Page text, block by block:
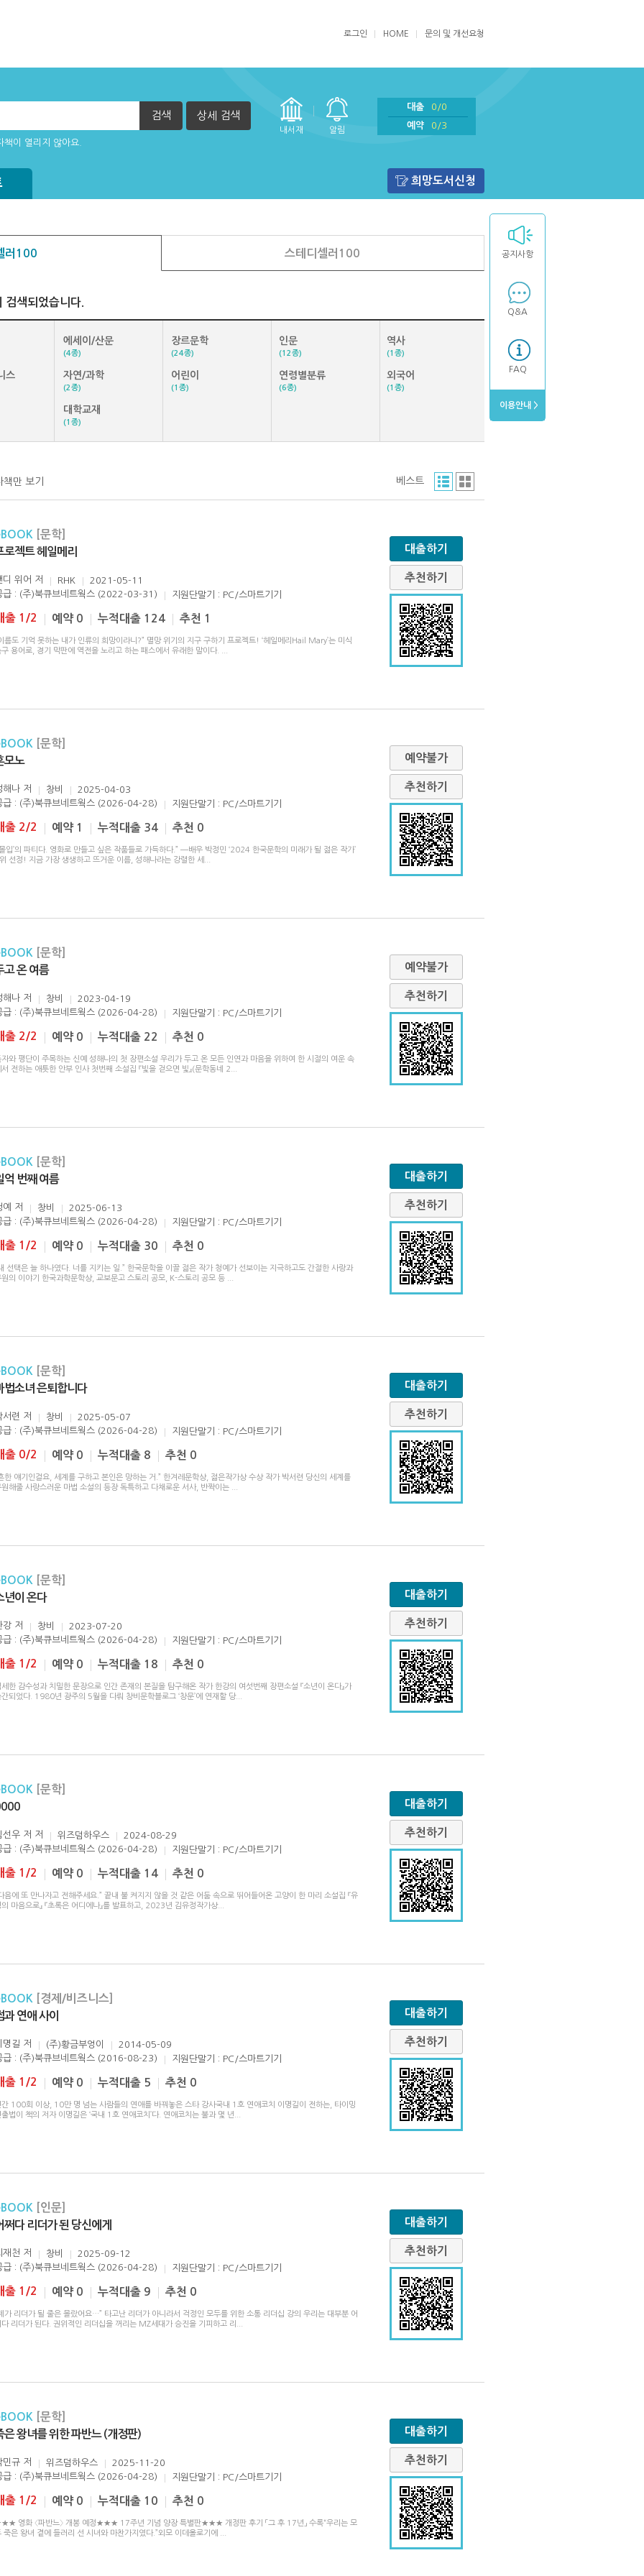
로그인 HOME 문의 및 개선요청
검색 상세 검색
내서재 알림
대출
0/0
예약
0/3
이 열리지 않아요.
희망도서신청
공지사항
Q&A
FAQ
이용안내 >
러100 스테디셀러100
검색되었습니다.
에세이/산문
(4종)
장르문학
(24종)
인문
(12종)
역사
(1종)
스 자연/과학
(2종)
어린이
(1종)
연령별분류
(6종)
외국어
(1종)
대학교재
(1종)
만 보기 베스트
[문학]
로젝트 헤일메리
디 위어 저 RHK
2021-05-11
급 : (주)북큐브네트웍스 (2022-03-31)
지원단말기 : PC/스마트기기
출 1/2 예약 0 누적대출 124 추천 1
름도 기억 못하는 내가 인류의 희망이라니?” 멸망 위기의 지구 구하기 프로젝트! ‘헤일메리Hail Mary’는 미식
구 용어로, 경기 막판에 역전을 노리고 하는 패스에서 유래한 말이다.
대출하기
추천하기
[문학]
모노
해나 저 창비
2025-04-03
급 : (주)북큐브네트웍스 (2026-04-28)
지원단말기 : PC/스마트기기
출 2/2 예약 1 누적대출 34 추천 0
몰입’의 파티다. 영화로 만들고 싶은 작품들로 가득하다.” ―배우 박정민 ‘2024 한국문학의 미래가 될 젊은 작가’
선정! 지금 가장 생생하고 뜨거운 이름, 성해나라는 강렬한 세
예약불가
추천하기
[문학]
고 온 여름
해나 저 창비
2023-04-19
급 : (주)북큐브네트웍스 (2026-04-28)
지원단말기 : PC/스마트기기
출 2/2 예약 0 누적대출 22 추천 0
자와 평단이 주목하는 신예 성해나의 첫 장편소설 우리가 두고 온 모든 인연과 마음을 위하여 한 시절의 여운 속
서 전하는 애틋한 안부 인사 첫번째 소설집 『빛을 걷으면 빛』(문학동네 2
예약불가
추천하기
[문학]
억 번째 여름
예 저 창비
2025-06-13
급 : (주)북큐브네트웍스 (2026-04-28)
지원단말기 : PC/스마트기기
출 1/2 예약 0 누적대출 30 추천 0
선택은 늘 하나였다. 너를 지키는 일.” 한국문학을 이끌 젊은 작가 청예가 선보이는 지극하고도 간절한 사랑과
원의 이야기 한국과학문학상, 교보문고 스토리 공모, K-스토리 공모 등
대출하기
추천하기
[문학]
법소녀 은퇴합니다
서련 저 창비
2025-05-07
급 : (주)북큐브네트웍스 (2026-04-28)
지원단말기 : PC/스마트기기
출 0/2 예약 0 누적대출 8 추천 0
한 얘기인걸요, 세계를 구하고 본인은 망하는 거.” 한겨레문학상, 젊은작가상 수상 작가 박서련 당신의 세계를
원해줄 사랑스러운 마법 소설의 등장 독특하고 다채로운 서사, 반짝이는
대출하기
추천하기
[문학]
년이 온다
강 저 창비
2023-07-20
급 : (주)북큐브네트웍스 (2026-04-28)
지원단말기 : PC/스마트기기
출 1/2 예약 0 누적대출 18 추천 0
세한 감수성과 치밀한 문장으로 인간 존재의 본질을 탐구해온 작가 한강의 여섯번째 장편소설 『소년이 온다』가
간되었다. 1980년 광주의 5월을 다뤄 창비문학블로그 ‘창문’에 연재할 당...
대출하기
추천하기
[문학]
선우 저 저 위즈덤하우스
2024-08-29
급 : (주)북큐브네트웍스 (2026-04-28)
지원단말기 : PC/스마트기기
출 1/2 예약 0 누적대출 14 추천 0
음에 또 만나자고 전해주세요.” 끝내 불 켜지지 않을 것 같은 어둠 속으로 뛰어들어온 고양이 한 마리 소설집 『유
의 마음으로』 『초록은 어디에나』를 발표하고, 2023년 김유정작가상...
대출하기
추천하기
[경제/비즈니스]
과 연애 사이
명길 저 (주)황금부엉이
2014-05-09
급 : (주)북큐브네트웍스 (2016-08-23)
지원단말기 : PC/스마트기기
출 1/2 예약 0 누적대출 5 추천 0
간 100회 이상, 10만 명 넘는 사람들의 연애를 바꿔놓은 스타 강사국내 1호 연애코치 이명길이 전하는, 타이밍
출법이 책의 저자 이명길은 ‘국내 1호 연애코치’다. 연애코치는 불과 몇 년
대출하기
추천하기
[인문]
쩌다 리더가 된 당신에게
재천 저 창비
2025-09-12
급 : (주)북큐브네트웍스 (2026-04-28)
지원단말기 : PC/스마트기기
출 1/2 예약 0 누적대출 9 추천 0
가 리더가 될 줄은 몰랐어요…” 타고난 리더가 아니라서 걱정인 모두를 위한 소통 리더십 강의 우리는 대부분 어
다 리더가 된다. 권위적인 리더십을 꺼리는 MZ세대가 승진을 기피하고 리
대출하기
추천하기
[문학]
은 왕녀를 위한 파반느 (개정판)
민규 저 위즈덤하우스
2025-11-20
급 : (주)북큐브네트웍스 (2026-04-28)
지원단말기 : PC/스마트기기
출 1/2 예약 0 누적대출 10 추천 0
영화 〈파반느〉 개봉 예정★★★ 17주년 기념 양장 특별판★★★ 개정판 후기 「그 후 17년」 수록“우리는 모
죽은 왕녀 곁에 들러리 선 시녀와 마찬가지였다.”외모 이데올로기에
대출하기
추천하기